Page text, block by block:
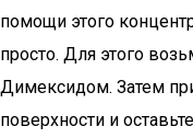
помощи этого
просто. Для этого
Димексидом. Затем
поверхности и